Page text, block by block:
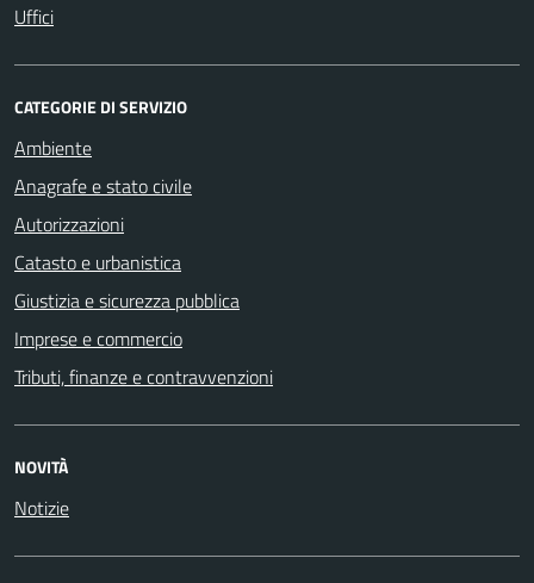
Uffici
CATEGORIE DI SERVIZIO
Ambiente
Anagrafe e stato civile
Autorizzazioni
Catasto e urbanistica
Giustizia e sicurezza pubblica
Imprese e commercio
Tributi, finanze e contravvenzioni
NOVITÀ
Notizie